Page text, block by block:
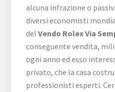
alcuna infrazione o
diversi economisti
delVendo Rolex Via
conseguente vendita,
ogni anno ed esso
privato, che la casa
professionisti esperti.